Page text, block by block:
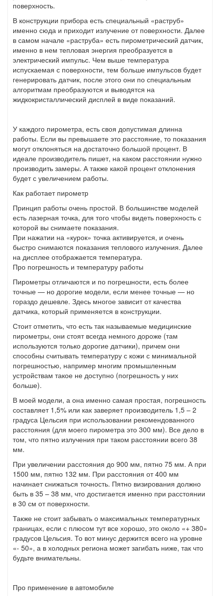
поверхность.
В конструкции прибора есть специальный «раструб»
именно сюда и приходит излучение от поверхности. Далее
в самом начале «раструба» есть пирометрический датчик,
именно в нем тепловая энергия преобразуется в
электрический импульс. Чем выше температура
испускаемая с поверхности, тем больше импульсов будет
генерировать датчик, после этого они по специальным
алгоритмам преобразуются и выводятся на
жидкокристаллический дисплей в виде показаний.
У каждого пирометра, есть своя допустимая длинна
работы. Если вы превышаете это расстояние, то показания
могут отклоняться на достаточно большой процент. В
идеале производитель пишет, на каком расстоянии нужно
производить замеры. А также какой процент отклонения
будет с увеличением работы.
Как работает пирометр
Принцип работы очень простой. В большинстве моделей
есть лазерная точка, для того чтобы видеть поверхность с
которой вы снимаете показания.
При нажатии на «курок» точка активируется, и очень
быстро снимаются показания теплового излучения. Далее
на дисплее отображается температура.
Про погрешность и температуру работы
Пирометры отличаются и по погрешности, есть более
точные — но дорогие модели, если менее точные — но
гораздо дешевле. Здесь многое зависит от качества
датчика, который применяется в конструкции.
Стоит отметить, что есть так называемые медицинские
пирометры, они стоят всегда немного дороже (там
используются только дорогие датчики), причем они
способны считывать температуру с кожи с минимальной
погрешностью, например многим промышленным
устройствам такое не доступно (погрешность у них
больше).
В моей модели, а она именно самая простая, погрешность
составляет 1,5% или как заверяет производитель 1,5 – 2
градуса Цельсия при использовании рекомендованного
расстояния (для моего пирометра это 300 мм). Все дело в
том, что пятно излучения при таком расстоянии всего 38
мм.
При увеличении расстояния до 900 мм, пятно 75 мм. А при
1500 мм, пятно 132 мм. При расстояния от 400 мм
начинает снижаться точность. Пятно визирования должно
быть в 35 – 38 мм, что достигается именно при расстоянии
в 30 см от поверхности.
Также не стоит забывать о максимальных температурных
границах, если с плюсом тут все хорошо, это около «+ 380»
градусов Цельсия. То вот минус держится всего на уровне
«- 50», а в холодных региона может загибать ниже, так что
будьте внимательны.
Про применение в автомобиле